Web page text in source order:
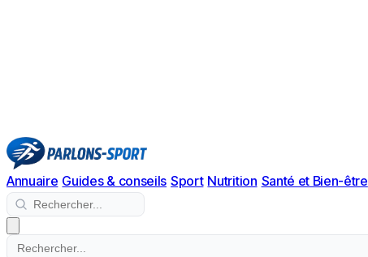
Annuaire Guides & conseils Sport Nutrition Santé et Bien-être